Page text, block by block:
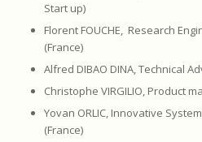
Start up)
Florent FOUCHE, Research
(France)
Alfred DIBAO DINA, Technical
Christophe VIRGILIO, Product
Yovan ORLIC, Innovative
(France)